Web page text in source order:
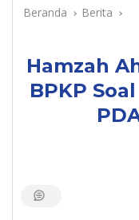
Beranda Berita
Hamzah
BPKP